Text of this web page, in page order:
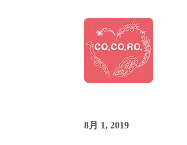
8月 1, 2019